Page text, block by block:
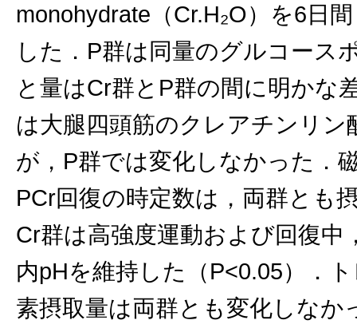
monohydrate（Cr.H₂O）を6日
した．P群は同量のグルコース
と量はCr群とP群の間に明かな
は大腿四頭筋のクレアチンリ
が，P群では変化しなかった．
PCr回復の時定数は，両群とも
Cr群は高強度運動および回復
内pHを維持した（P<0.05）．
素摂取量は両群とも変化しな